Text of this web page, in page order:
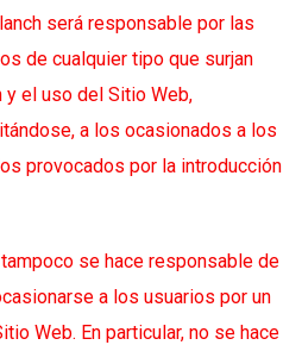
será responsable por las
de cualquier tipo que surjan
y el uso del Sitio Web,
a los ocasionados a los
provocados por la introducción
tampoco se hace responsable de
a los usuarios por un
Web. En particular, no se hace